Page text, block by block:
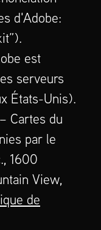
d'Adobe:
est
serveurs
États-Unis).
Cartes du
par le
1600
View,
de